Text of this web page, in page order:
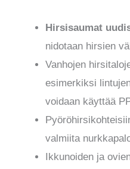
Hirsisaumat
nidotaan hirsien
Vanhojen
esimerkiksi
voidaan käyttää
valmiita
Ikkunoiden ja